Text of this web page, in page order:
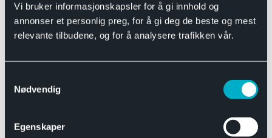
Vi bruker informasjonskapsler for å gi innhold og
annonser et personlig preg, for å gi deg de beste og mest
relevante tilbudene, og for å analysere trafikken vår.
Nødvendig
Egenskaper
Se alle Bremsedeler
Bremsenippler
Drivline og motor
Se alle Drivline og motor
Eksosanlegg